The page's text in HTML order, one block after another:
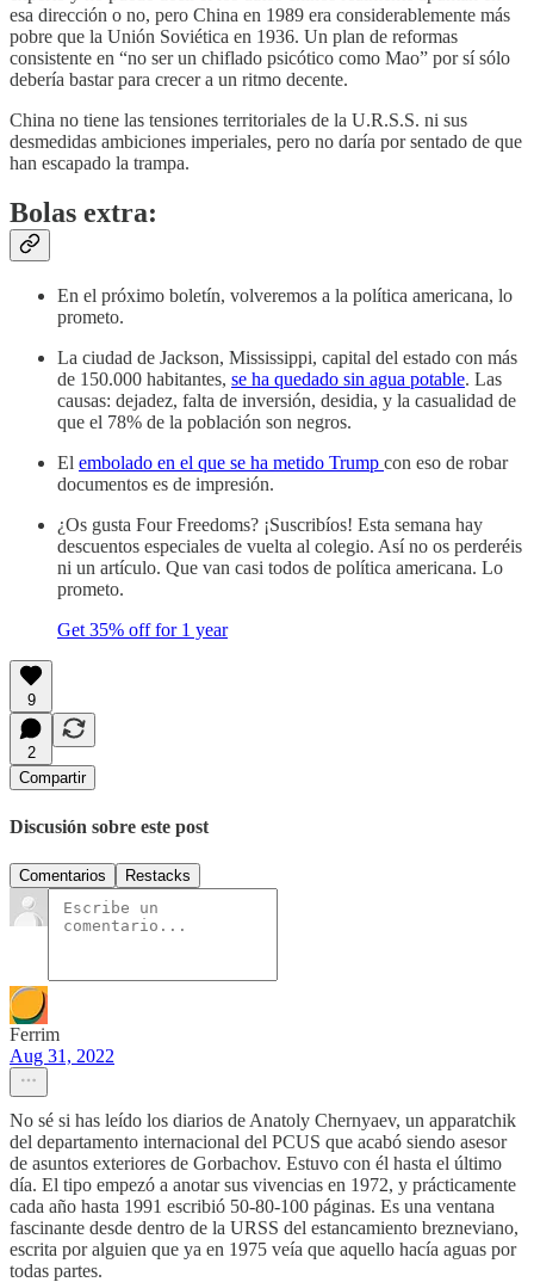
esa dirección o no, pero China en 1989 era considerablemente más
pobre que la Unión Soviética en 1936. Un plan de reformas
consistente en “no ser un chiflado psicótico como Mao” por sí sólo
debería bastar para crecer a un ritmo decente.
China no tiene las tensiones territoriales de la U.R.S.S. ni sus
desmedidas ambiciones imperiales, pero no daría por sentado de que
han escapado la trampa.
Bolas extra:
En el próximo boletín, volveremos a la política americana, lo
prometo.
La ciudad de Jackson, Mississippi, capital del estado con más
de 150.000 habitantes, se ha quedado sin agua potable. Las
causas: dejadez, falta de inversión, desidia, y la casualidad de
que el 78% de la población son negros.
El embolado en el que se ha metido Trump con eso de robar
documentos es de impresión.
¿Os gusta Four Freedoms? ¡Suscribíos! Esta semana hay
descuentos especiales de vuelta al colegio. Así no os perderéis
ni un artículo. Que van casi todos de política americana. Lo
prometo.
Get 35% off for 1 year
9
2
Compartir
Discusión sobre este post
Comentarios Restacks
Ferrim
Aug 31, 2022
No sé si has leído los diarios de Anatoly Chernyaev, un apparatchik
del departamento internacional del PCUS que acabó siendo asesor
de asuntos exteriores de Gorbachov. Estuvo con él hasta el último
día. El tipo empezó a anotar sus vivencias en 1972, y prácticamente
cada año hasta 1991 escribió 50-80-100 páginas. Es una ventana
fascinante desde dentro de la URSS del estancamiento brezneviano,
escrita por alguien que ya en 1975 veía que aquello hacía aguas por
todas partes.